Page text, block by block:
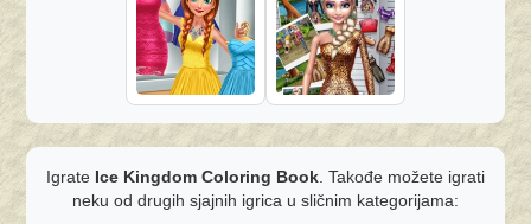
Igrate Ice Kingdom Coloring Book . Takođe možete igrati
neku od drugih sjajnih igrica u sličnim kategorijama: